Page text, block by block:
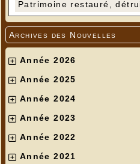
Patrimoine restauré,
Archives des Nouvelles
Année 2026
Année 2025
Année 2024
Année 2023
Année 2022
Année 2021